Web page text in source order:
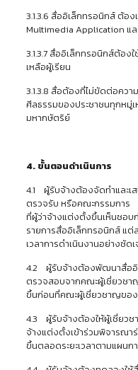
3.1.3.6 สื่ออิเล็กทรอนิกส์ ต้อ
Multimedia Application แ
3.1.3.7 สื่ออิเล็กทรอนิกส์ต้อง
เหลือผู้เรียน
3.1.3.8 สื่อต้องที่ไม่ขัดต่อคว
ศีลธรรมของประชาชนทุกหมู่
มหากษัตริย์
4. ขั้นตอนดำเนินการ
4.1 ผู้รับจ้างต้องจัดทำและเ
ตรวจรับ หรือคณะกรรมการ
ที่ผู้ว่าจ้างแต่งตั้งขึ้นเห็นชอบ
รายการสื่ออิเล็กทรอนิกส์ แต่
เวลาการดำเนินงานอย่างชัด
4.2 ผู้รับจ้างต้องพัฒนาสื่ออิ
ตรวจสอบจากคณะผู้เชี่ยวชา
ขึ้นก่อนที่คณะผู้เชี่ยวชาญขอ
4.3 ผู้รับจ้างต้องให้ผู้เชี่ยวช
จ้างแต่งตั้งเข้าร่วมพิจารณ
ขึ้นตลอดระยะเวลาตามแผน